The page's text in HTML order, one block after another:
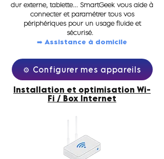
dur externe, tablette… SmartGeek vous aide à
connecter et paramétrer tous vos
périphériques pour un usage fluide et
sécurisé.
➡️ Assistance à domicile
⚙️ Configurer mes appareils
Installation et optimisation Wi-
Fi / Box Internet